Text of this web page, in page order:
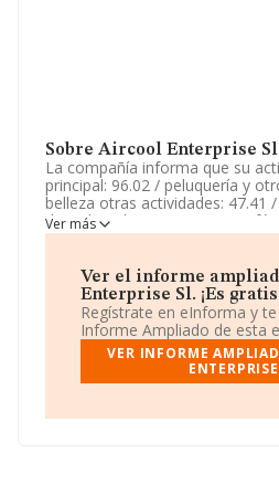
Sobre Aircool Enterprise
La compañía informa que su
principal: 96.02 / peluquería y
belleza otras actividades: 47.41
de ordenadores, equipos
informáticos en
47.52 / comercio. La empresa
Clasifica su actividad CNAE
9621. La empresa no tiene
exteriores.
La sociedad Aircool Enterprise
está situada en Calle Mendez
Ver más
Ver el informe
Enterprise Sl. ¡Es
Regístrate en eInforma y
Informe Ampliado de esta
VER INFORME